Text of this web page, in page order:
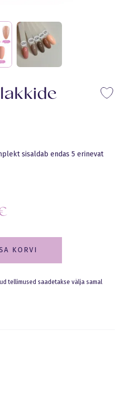
sisaldab endas 5 erinevat
is:
19,00 €.
KORVI
tellimused saadetakse välja samal